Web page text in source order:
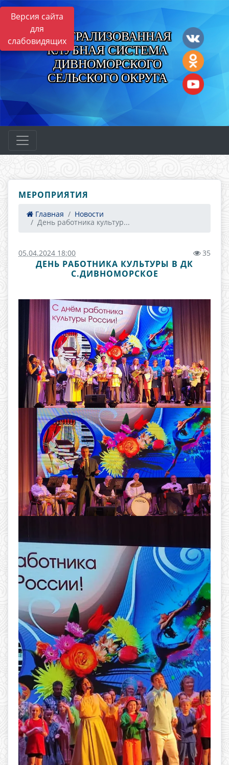
Версия сайта
для
слабовидящихЦЕНТРАЛИЗОВАННАЯ
КЛУБНАЯ СИСТЕМА
ДИВНОМОРСКОГО
СЕЛЬСКОГО ОКРУГА
МЕРОПРИЯТИЯ
Главная
Новости
День работника культур...
05.04.2024 18:00 35
ДЕНЬ РАБОТНИКА КУЛЬТУРЫ В ДК
С.ДИВНОМОРСКОЕ